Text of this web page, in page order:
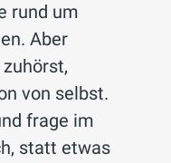
rund um
Aber
von selbst.
frage im
statt etwas